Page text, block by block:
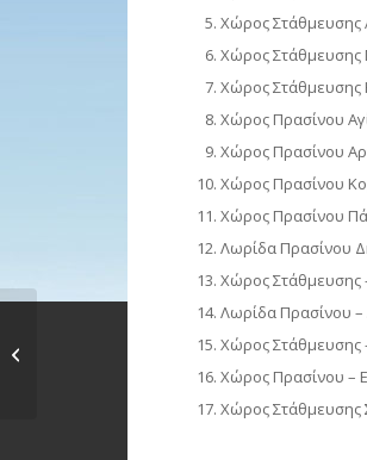
Χώρος Στάθμευσης
Χώρος
Χώρος
Χώρος Πρασίνου
Χώρος Πρασίνου
Χώρος Πρασίνου
Χώρος Πρασίνου
Λωρίδα Πρασίνου
Χώρος Στάθμευσης
Λωρίδα Πρασίνου –
Χώρος Στάθμευσης
Χώρος Πρασίνου –
Χώρος Στάθμευσης
Σχολικού Τροχονόμου